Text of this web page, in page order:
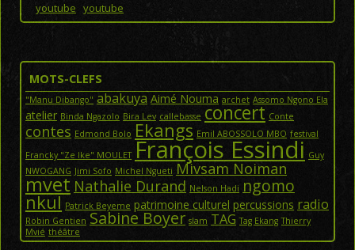
youtube youtube
MOTS-CLEFS
"Manu Dibango" abakuya Aimé Nouma archet Assomo Ngono Ela
atelier Binda Ngazolo Bira Lev callebasse concert Conte
contes Edmond Bolo Ekangs Emil ABOSSOLO MBO festival
Francky "Ze Ike" MOULET François Essindi Guy
NWOGANG Jimi Sofo Michel Ngueti Mivsam Noiman
mvet Nathalie Durand Nelson Hadi ngomo
nkul Patrick Beyeme patrimoine culturel percussions radio
Robin Gentien Sabine Boyer slam TAG Tag Ekang Thierry
Mvié théâtre